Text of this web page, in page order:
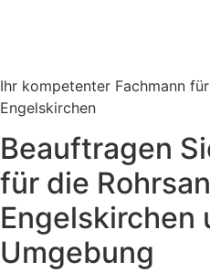
Ihr kompetenter Fachmann
Engelskirchen
Beauftragen
für die
Engelskirchen
Umgebung